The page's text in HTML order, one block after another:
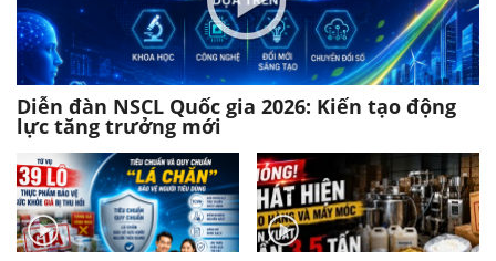
Diễn đàn NSCL Quốc gia 2026: Kiến tạo động
lực tăng trưởng mới